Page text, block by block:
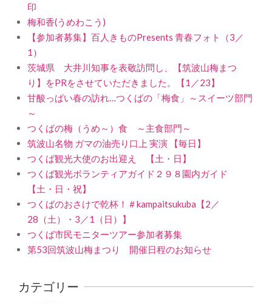
印
梅和香(うめわこう)
【参加者募集】百人きものPresents 青春フォト（3／
1）
茨城県 大井川知事を表敬訪問し、【筑波山梅まつ
り】をPRをさせていただきました。【1／23】
甘酸っぱい春の訪れ…つくばの「梅食」～スイーツ部門
～
つくばの梅（うめ～）食 ～主食部門～
筑波山名物 ガマの油売り口上 実演 【毎日】
つくば観光大使のお出迎え 【土・日】
つくば観光ボランティアガイド２９８園内ガイド
【土・日・祝】
つくばのおさけで乾杯！＃kampaitsukuba【2／
28（土）・3／1（日）】
つくば市民モニターツアー参加者募集
第53回筑波山梅まつり 開催日程のお知らせ
カテゴリー